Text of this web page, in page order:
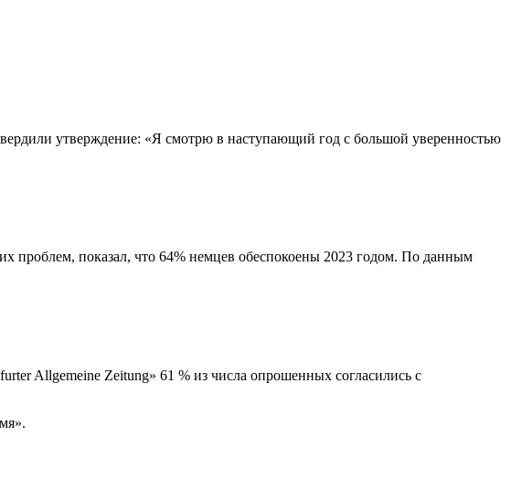
утверждение: «Я смотрю в наступающий год с большой уверенностью
проблем, показал, что 64% немцев обеспокоены 2023 годом. По данным
Allgemeine Zeitung» 61 % из числа опрошенных согласились с